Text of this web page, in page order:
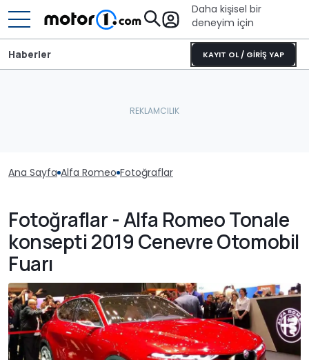
Daha kişisel bir
deneyim için
KAYIT OL / GİRİŞ YAP
Haberler
Ana Sayfa Alfa Romeo Fotoğraflar
Fotoğraflar - Alfa Romeo Tonale
konsepti 2019 Cenevre Otomobil
Fuarı